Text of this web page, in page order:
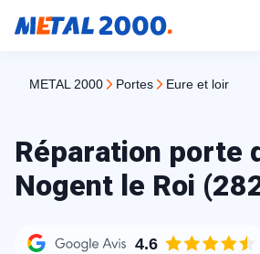
METAL 2000 portes eure et loir
Réparation porte
Nogent le Roi
4.6